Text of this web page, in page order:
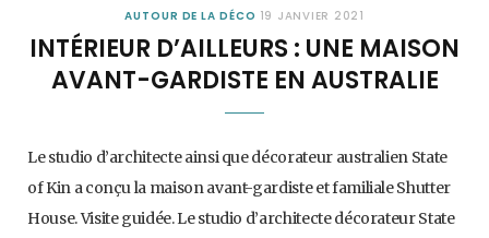
AUTOUR DE LA DÉCO 19 JANVIER 2021
INTÉRIEUR D’AILLEURS : UNE MAISON
AVANT-GARDISTE EN AUSTRALIE
Le studio d’architecte ainsi que décorateur australien State
of Kin a conçu la maison avant-gardiste et familiale Shutter
House. Visite guidée. Le studio d’architecte décorateur State